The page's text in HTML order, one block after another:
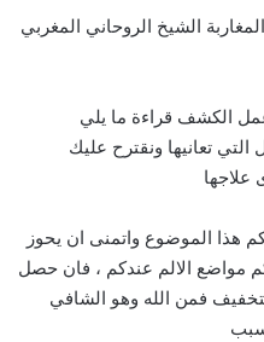
الشيخ الروحاني المغربي
الكشف قراءة ما يلي
تعانيها ونقترح عليك
علاجها
هذا الموضوع واتمنى ان يحوز
مواضع الالم عندكم ، فان حصل
فمن الله وهو الشافي